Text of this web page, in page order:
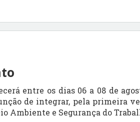
entre os dias 06 a 08 de
de integrar, pela primeira
Ambiente e Segurança do